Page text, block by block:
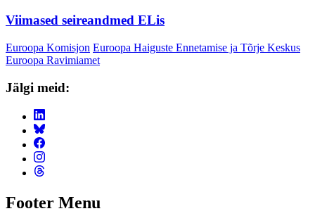
Viimased seireandmed ELis
Euroopa Komisjon Euroopa Haiguste Ennetamise ja Tõrje Keskus
Euroopa Ravimiamet
Jälgi meid:
Footer Menu